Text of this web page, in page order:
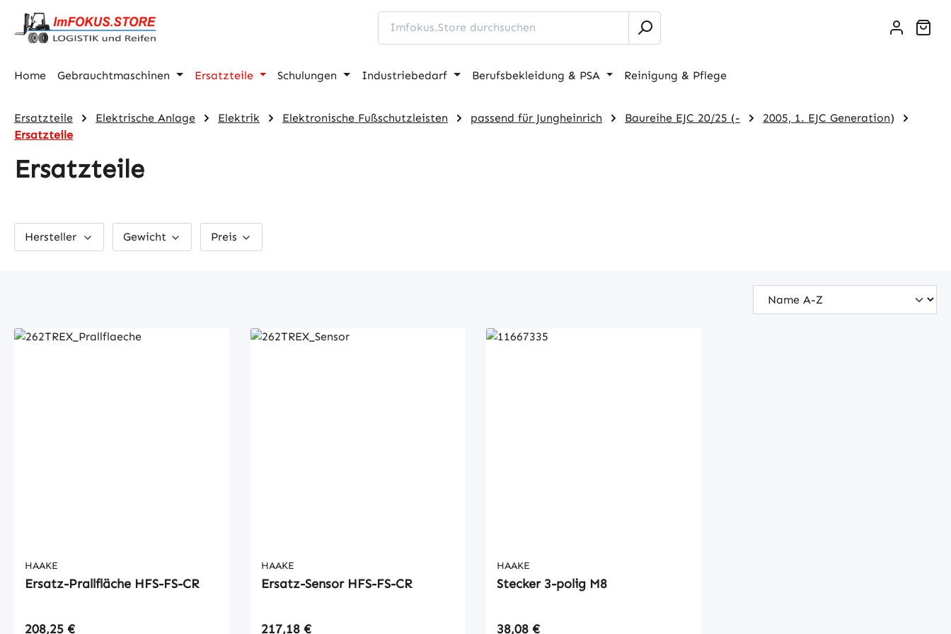
Hauptinhalt springen
Zur Suche springen
Zur Hauptnavigation springen
Home Gebrauchtmaschinen Ersatzteile Schulungen Industriebedarf Berufsbekleidung & PSA Reinigung & Pflege
Ersatzteile Elektrische Anlage Elektrik Elektronische Fußschutzleisten passend für Jungheinrich Baureihe EJC 20/25 (-
2005, 1. EJC Generation)
Ersatzteile
Ersatzteile
Hersteller Gewicht Preis
HAAKE
Ersatz-Prallfläche HFS-FS-CR
Regulärer Preis:
208,25 €
HAAKE
Ersatz-Sensor HFS-FS-CR
Regulärer Preis:
217,18 €
HAAKE
Stecker 3-polig M8
Regulärer Preis:
38,08 €